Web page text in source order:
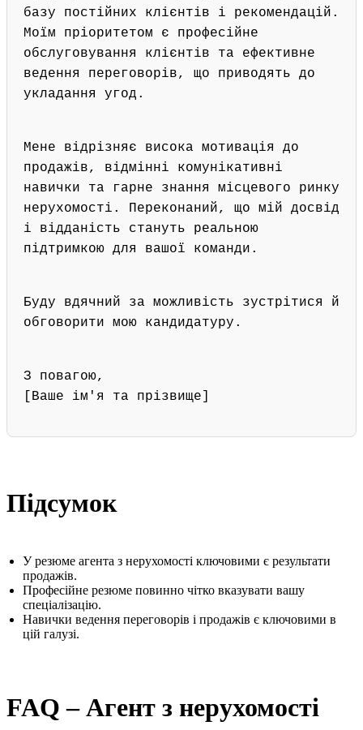
базу постійних клієнтів і рекомендацій.
Моїм пріоритетом є професійне
обслуговування клієнтів та ефективне
ведення переговорів, що приводять до
укладання угод.
Мене відрізняє висока мотивація до
продажів, відмінні комунікативні
навички та гарне знання місцевого ринку
нерухомості. Переконаний, що мій досвід
і відданість стануть реальною
підтримкою для вашої команди.
Буду вдячний за можливість зустрітися й
обговорити мою кандидатуру.
З повагою,
[Ваше ім'я та прізвище]
Підсумок
У резюме агента з нерухомості ключовими є результати
продажів.
Професійне резюме повинно чітко вказувати вашу
спеціалізацію.
Навички ведення переговорів і продажів є ключовими в
цій галузі.
FAQ – Агент з нерухомості